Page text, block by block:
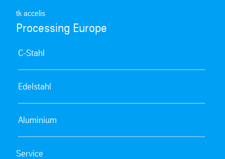
tk accelis
Processing Europe
C-Stahl
Edelstahl
Aluminium
Service